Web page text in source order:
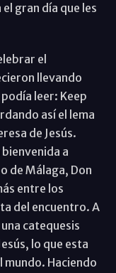
gran día que les
el
llevando
leer: Keep
así el lema
de Jesús.
a
de Málaga, Don
entre los
del encuentro. A
catequesis
lo que esta
mundo. Haciendo